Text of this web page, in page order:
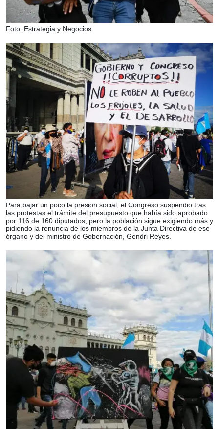
Foto: Estrategia y Negocios
Para bajar un poco la presión social, el Congreso suspendió tras
las protestas el trámite del presupuesto que había sido aprobado
por 116 de 160 diputados, pero la población sigue exigiendo más y
pidiendo la renuncia de los miembros de la Junta Directiva de ese
órgano y del ministro de Gobernación, Gendri Reyes.